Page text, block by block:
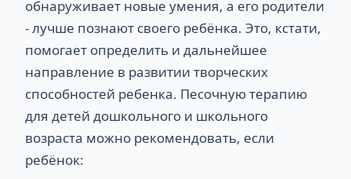
обнаруживает новые умения, а его родители
- лучше познают своего ребёнка. Это, кстати,
помогает определить и дальнейшее
направление в развитии творческих
способностей ребенка. Песочную терапию
для детей дошкольного и школьного
возраста можно рекомендовать, если
ребёнок: